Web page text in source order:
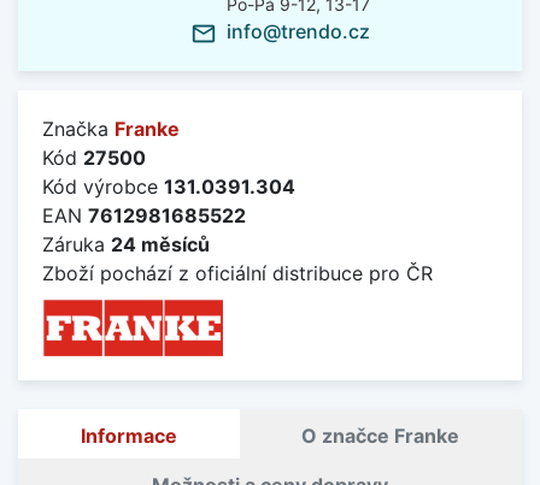
Po-Pá 9-12, 13-17
mail_outline info@trendo.cz
Značka Franke
Kód 27500
Kód výrobce 131.0391.304
EAN 7612981685522
Záruka 24 měsíců
Zboží pochází z oficiální distribuce pro ČR
Informace O značce Franke